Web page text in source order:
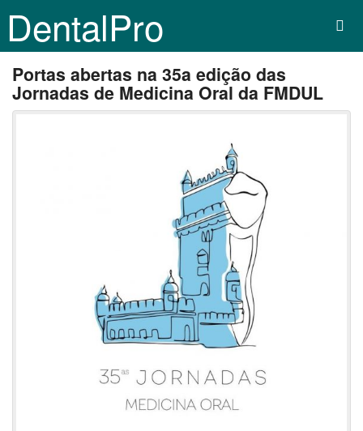
DentalPro
Portas abertas na 35a edição das
Jornadas de Medicina Oral da FMDUL